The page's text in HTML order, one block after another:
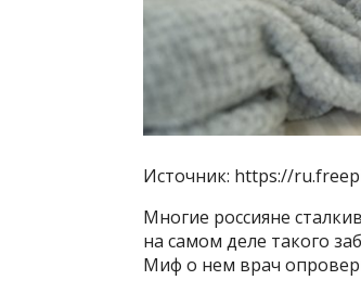
Источник: https://
Многие россияне
на самом деле такого
Миф о нем врач